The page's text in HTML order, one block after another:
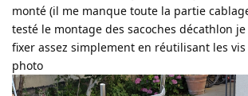
monté (il me manque toute la partie
testé le montage des sacoches décathlon
fixer assez simplement en réutilisant les
photo